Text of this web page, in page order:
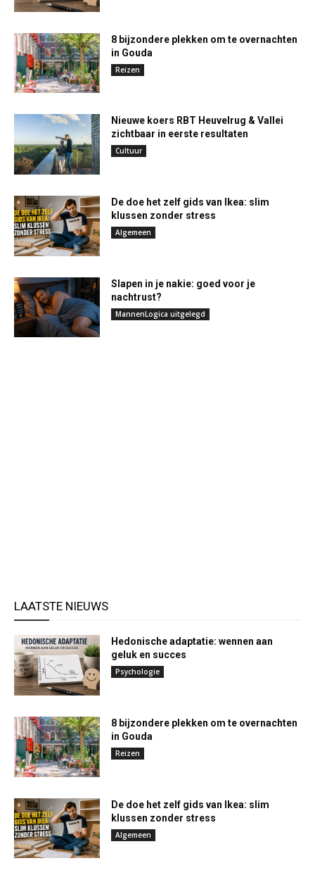
8 bijzondere plekken om te overnachten
in Gouda
Reizen
Nieuwe koers RBT Heuvelrug & Vallei
zichtbaar in eerste resultaten
Cultuur
De doe het zelf gids van Ikea: slim
klussen zonder stress
Algemeen
Slapen in je nakie: goed voor je
nachtrust?
MannenLogica uitgelegd
LAATSTE NIEUWS
Hedonische adaptatie: wennen aan
geluk en succes
Psychologie
8 bijzondere plekken om te overnachten
in Gouda
Reizen
De doe het zelf gids van Ikea: slim
klussen zonder stress
Algemeen